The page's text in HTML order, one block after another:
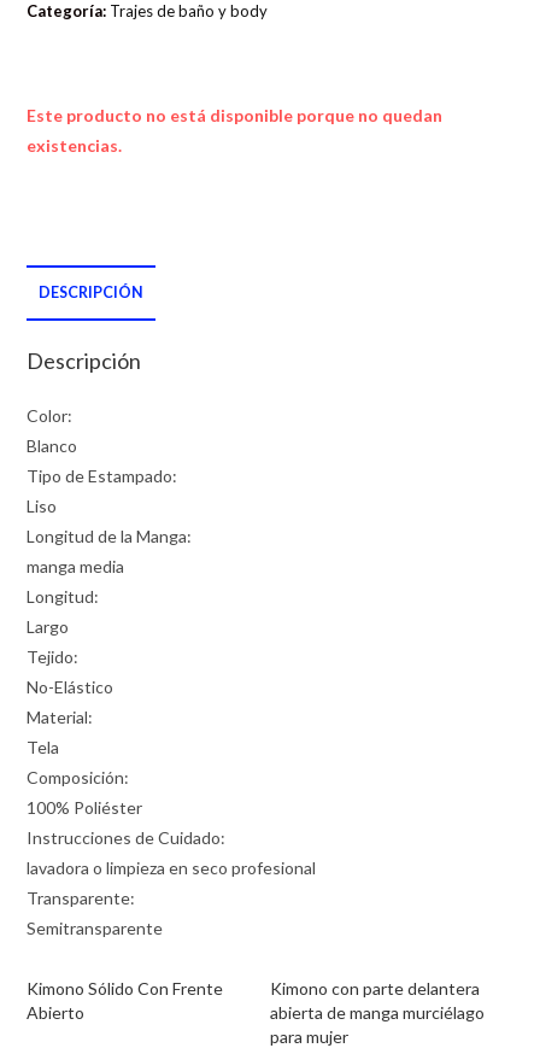
Categoría: Trajes de baño y body
Este producto no está disponible porque no quedan
existencias.
DESCRIPCIÓN
Descripción
Color:
Blanco
Tipo de Estampado:
Liso
Longitud de la Manga:
manga media
Longitud:
Largo
Tejido:
No-Elástico
Material:
Tela
Composición:
100% Poliéster
Instrucciones de Cuidado:
lavadora o limpieza en seco profesional
Transparente:
Semitransparente
Kimono Sólido Con Frente
Abierto
Kimono con parte delantera
abierta de manga murciélago
para mujer